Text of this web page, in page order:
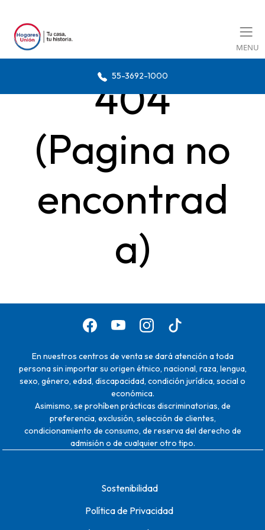
MENU
55-3692-1000
404
(Pagina no
encontrad
a)
En nuestros centros de venta se dará atención a toda
persona sin importar su origen étnico, nacional, raza, lengua,
sexo, género, edad, discapacidad, condición jurídica, social o
económica.
Asimismo, se prohíben prácticas discriminatorias, de
preferencia, exclusión, selección de clientes,
condicionamiento de consumo, de reserva del derecho de
admisión o de cualquier otro tipo.
Sostenibilidad
Política de Privacidad